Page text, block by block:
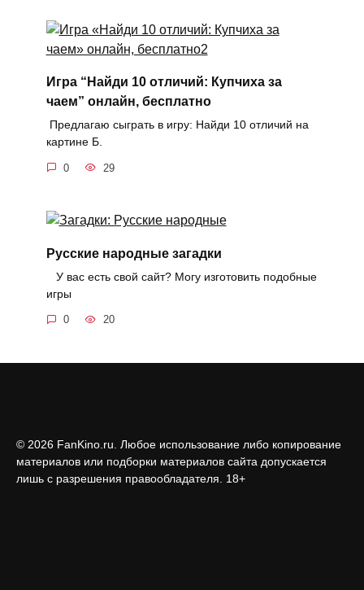
Игра “Найди 10 отличий: Купчиха за
чаем” онлайн, бесплатно
Предлагаю сыграть в игру: Найди 10 отличий на
картине Б.
0 29
Русские народные загадки
У вас есть свой сайт? Могу изготовить подобные
игры
0 20
© 2026 FanKino.ru. Любое использование либо копирование
материалов или подборки материалов сайта допускается
лишь с разрешения правообладателя. 18+